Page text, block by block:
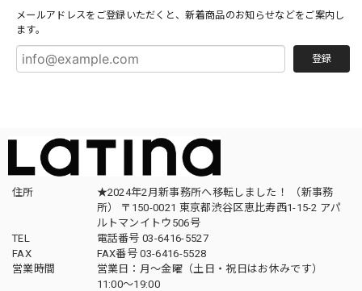
メールアドレスをご登録いただくと、新着商品のお知らせなどをご案内し
ます。
登録
住所
★2024年2月新事務所へ移転しました！ （新事務
所） 〒150-0021 東京都渋谷区恵比寿西1-15-2 アパ
ルトマンイトウ506号
TEL
電話番号 03-6416-5527
FAX
FAX番号 03-6416-5528
営業時間
営業日：月〜金曜（土日・祝日はお休みです）
11:00〜19:00